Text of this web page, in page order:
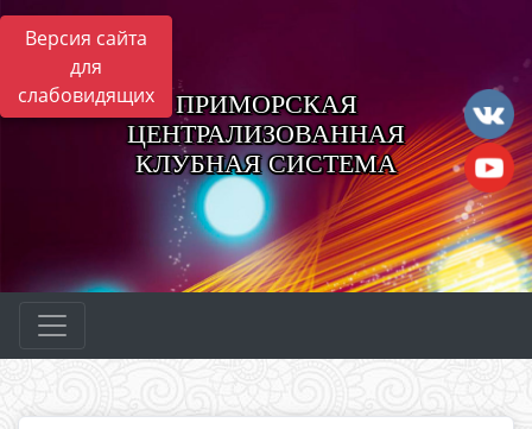
Версия сайта
для
слабовидящих
ПРИМОРСКАЯ
ЦЕНТРАЛИЗОВАННАЯ
КЛУБНАЯ СИСТЕМА